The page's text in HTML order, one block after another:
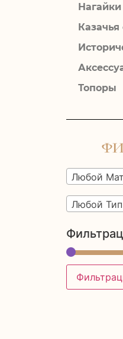
Нагайки
Казачья
Топоры
Любой
Любой Тип